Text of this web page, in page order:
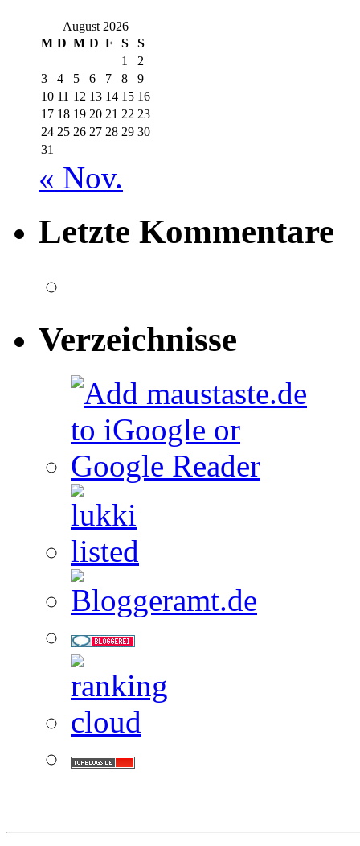
August 2026
M D M D F S
S
1
2
3
4 5 6 7 8
9
10 11 12 13 14 15 16
17 18 19 20 21 22 23
24 25 26 27 28 29 30
31
« Nov.
Letzte Kommentare
Verzeichnisse